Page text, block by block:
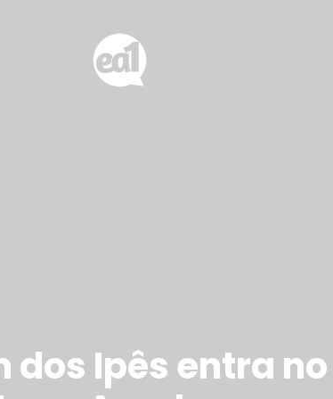
Ipês entra